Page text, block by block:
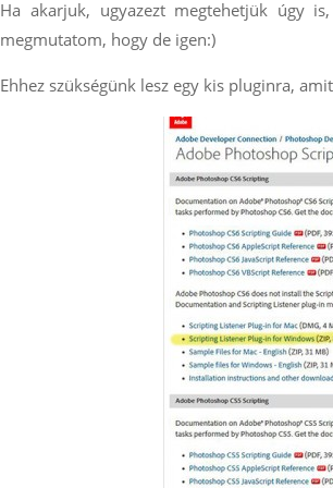
Ha akarjuk, ugyazezt megtehetjük úgy
megmutatom, hogy de igen:)
Ehhez szükségünk lesz egy kis pluginra,